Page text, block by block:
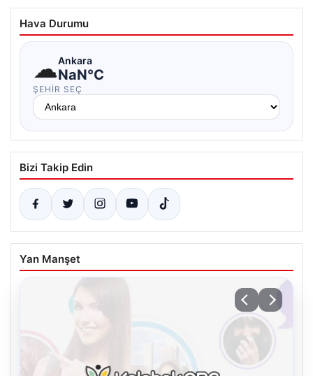
Hava Durumu
☁Ankara
NaN°C
ŞEHIR SEÇ
Bizi Takip Edin
Yan Manşet